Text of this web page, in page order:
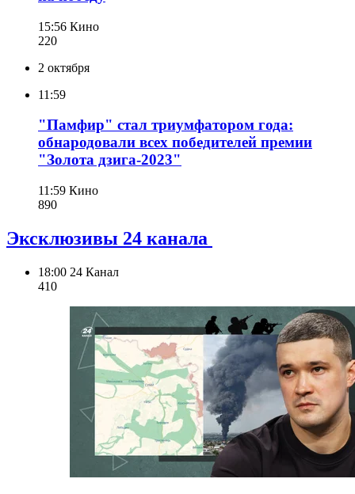
15:56 Кино
220
2 октября
11:59
"Памфир" стал триумфатором года:
обнародовали всех победителей премии
"Золота дзига-2023"
11:59 Кино
890
Эксклюзивы 24 канала
18:00 24 Канал
410